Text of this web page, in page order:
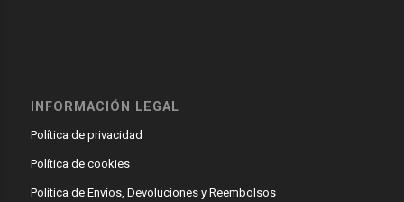
INFORMACIÓN LEGAL
Política de privacidad
Política de cookies
Política de Envíos, Devoluciones y Reembolsos